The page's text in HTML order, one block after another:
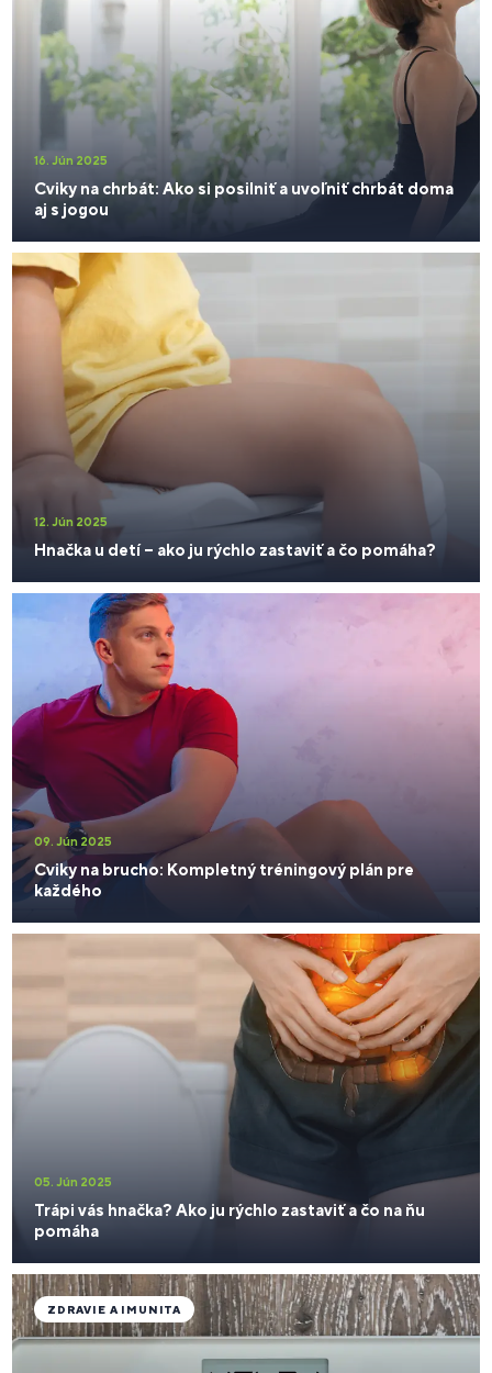
16. Jún 2025
Cviky na chrbát: Ako si posilniť a uvoľniť chrbát doma
aj s jogou
12. Jún 2025
Hnačka u detí – ako ju rýchlo zastaviť a čo pomáha?
09. Jún 2025
Cviky na brucho: Kompletný tréningový plán pre
každého
05. Jún 2025
Trápi vás hnačka? Ako ju rýchlo zastaviť a čo na ňu
pomáha
ZDRAVIE A IMUNITA